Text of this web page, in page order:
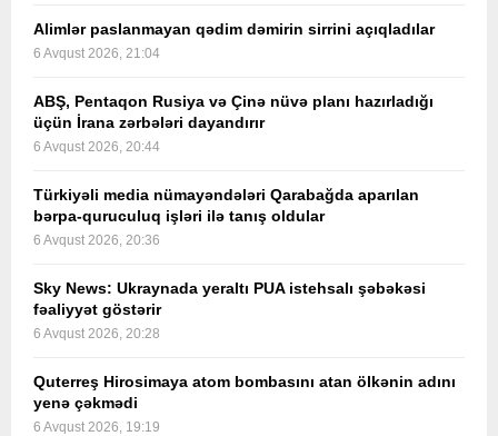
Alimlər paslanmayan qədim dəmirin sirrini açıqladılar
6 Avqust 2026, 21:04
ABŞ, Pentaqon Rusiya və Çinə nüvə planı hazırladığı
üçün İrana zərbələri dayandırır
6 Avqust 2026, 20:44
Türkiyəli media nümayəndələri Qarabağda aparılan
bərpa-quruculuq işləri ilə tanış oldular
6 Avqust 2026, 20:36
Sky News: Ukraynada yeraltı PUA istehsalı şəbəkəsi
fəaliyyət göstərir
6 Avqust 2026, 20:28
Quterreş Hirosimaya atom bombasını atan ölkənin adını
yenə çəkmədi
6 Avqust 2026, 19:19